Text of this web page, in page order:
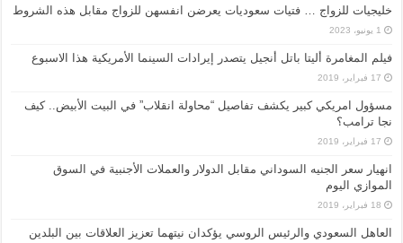
خليجيات للزواج … فتيات سعوديات يعرضن انفسهن للزواج مقابل هذه الشروط
1 يونيو، 2023
فيلم المغامرة أليتا‭ ‬باتل أنجيل يتصدر إيرادات السينما الأمريكية هذا الاسبوع
17 فبراير، 2019
مسؤول امريكي كبير يكشف تفاصيل “محاولة انقلاب” في البيت الأبيض.. كيف
نجا ترامب؟
17 فبراير، 2019
انهيار سعر الجنيه السوداني مقابل الدولار والعملات الأجنبية في السوق
الموازي اليوم
18 فبراير، 2019
العاهل السعودي والرئيس الروسي يؤكدان نيتهما تعزيز العلاقات بين البلدين